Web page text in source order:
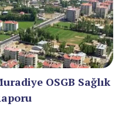
OSGB Sağlık